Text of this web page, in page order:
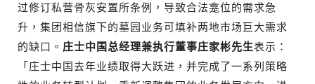
过修订私营骨灰安置所条例，导致合法龛位的需求急
升，集团相信旗下的墓园业务可填补两地市场巨大需求
的缺口。 庄士中国总经理兼执行董事庄家彬先生表示：
「庄士中国去年业绩取得大跃进，并完成了一系列策略